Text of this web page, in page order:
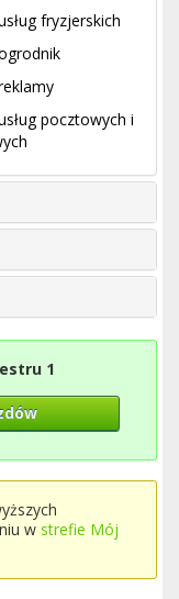
fryzjerskich
pocztowych i
1
w strefie Mój